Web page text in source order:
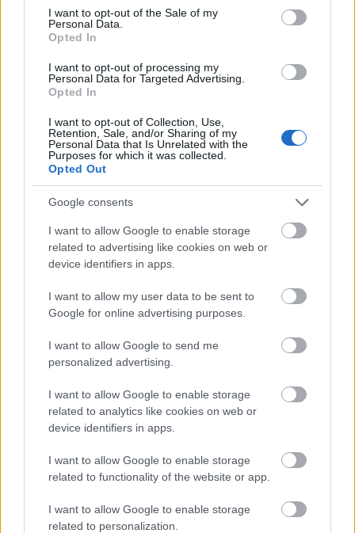
consent section.
I want to opt-out of the Sale of my
Personal Data.
Opted In
I want to opt-out of processing my
Personal Data for Targeted Advertising.
Opted In
I want to opt-out of Collection, Use,
Retention, Sale, and/or Sharing of my
Personal Data that Is Unrelated with the
Purposes for which it was collected.
Opted Out
Google consents
I want to allow Google to enable storage
related to advertising like cookies on web or
device identifiers in apps.
I want to allow my user data to be sent to
Google for online advertising purposes.
I want to allow Google to send me
personalized advertising.
I want to allow Google to enable storage
related to analytics like cookies on web or
device identifiers in apps.
I want to allow Google to enable storage
related to functionality of the website or app.
I want to allow Google to enable storage
related to personalization.
Τοξότης
Τοξότηςείναι ένα ζώδιο της φωτιάς
που
οπότε πώς θα μπορούσε να μην είναι
τολμηρός